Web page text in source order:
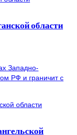
области
Западно-
РФ и граничит с